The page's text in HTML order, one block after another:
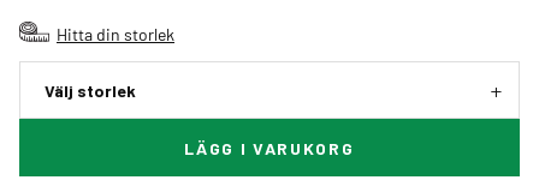
Hitta din storlek
Välj storlek
LÄGG I VARUKORG